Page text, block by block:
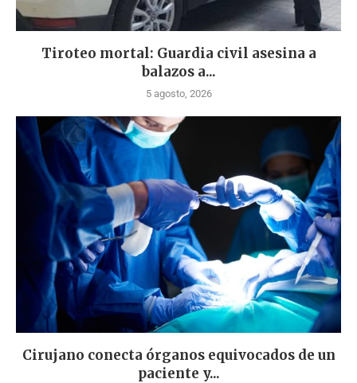
Tiroteo mortal: Guardia civil asesina a
balazos a...
5 agosto, 2026
Cirujano conecta órganos equivocados de un
paciente y...